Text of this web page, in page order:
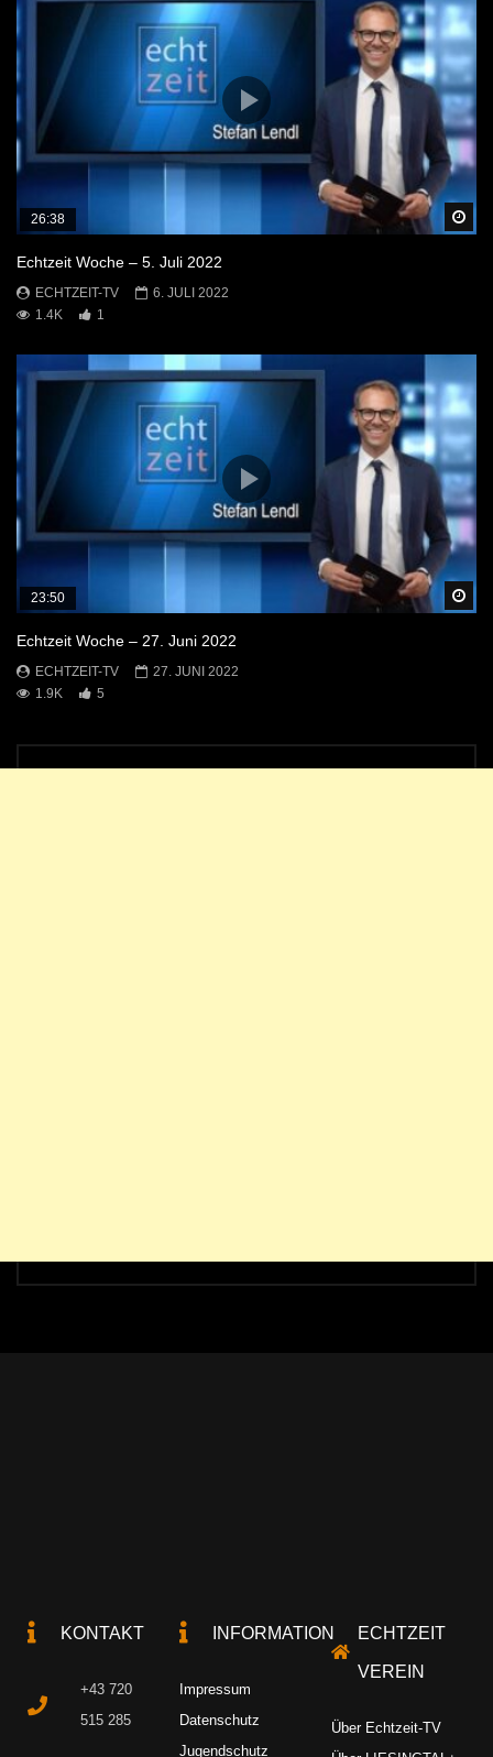
26:38
Echtzeit Woche – 5. Juli 2022
ECHTZEIT-TV
6. JULI 2022
1.4K
1
23:50
Echtzeit Woche – 27. Juni 2022
ECHTZEIT-TV
27. JUNI 2022
1.9K
5
KONTAKT
+43 720
515 285
INFORMATION
Impressum
Datenschutz
Jugendschutz
ECHTZEIT
VEREIN
Über Echtzeit-TV